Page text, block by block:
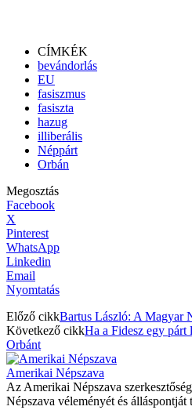
CÍMKÉK
bevándorlás
EU
fasiszmus
fasiszta
hazug
illiberális
Néppárt
Orbán
Megosztás
Facebook
X
Pinterest
WhatsApp
Linkedin
Email
Nyomtatás
Előző cikkBartus László: A Magyar
Következő cikkHa a Fidesz egy párt
Orbánt
Amerikai Népszava
Az Amerikai Népszava
Népszava véleményét és álláspontját